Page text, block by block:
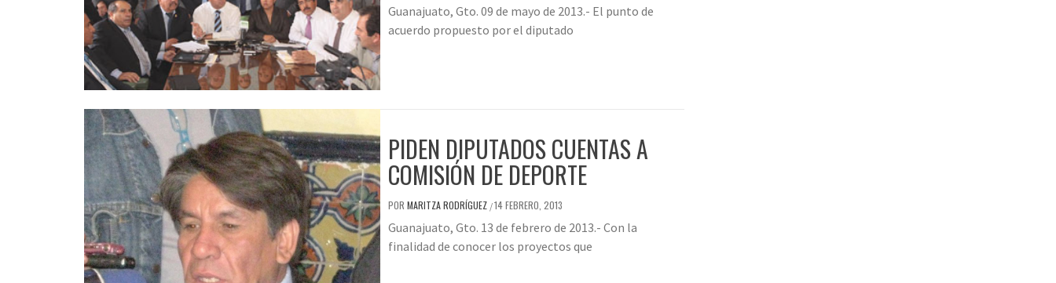
Guanajuato, Gto. 09 de mayo de 2013.- El punto de
acuerdo propuesto por el diputado
PIDEN DIPUTADOS CUENTAS A
COMISIÓN DE DEPORTE
POR MARITZA RODRÍGUEZ /14 FEBRERO, 2013
Guanajuato, Gto. 13 de febrero de 2013.- Con la
finalidad de conocer los proyectos que